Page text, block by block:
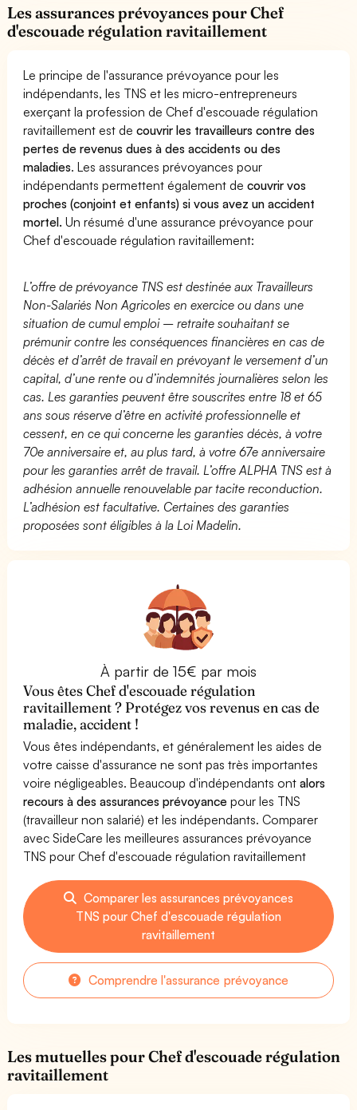
Les assurances prévoyances pour Chef
d'escouade régulation ravitaillement
Le principe de l'assurance prévoyance pour les
indépendants, les TNS et les micro-entrepreneurs
exerçant la profession de Chef d'escouade régulation
ravitaillement est decouvrir les travailleurs contre des
pertes de revenus dues à des accidents ou des
maladies. Les assurances prévoyances pour
indépendants permettent également decouvrir vos
proches (conjoint et enfants) si vous avez un accident
mortel. Un résumé d'une assurance prévoyance pour
Chef d'escouade régulation ravitaillement:
L’offre de prévoyance TNS est destinée aux Travailleurs
Non-Salariés Non Agricoles en exercice ou dans une
situation de cumul emploi – retraite souhaitant se
prémunir contre les conséquences financières en cas de
décès et d’arrêt de travail en prévoyant le versement d’un
capital, d’une rente ou d’indemnités journalières selon les
cas. Les garanties peuvent être souscrites entre 18 et 65
ans sous réserve d’être en activité professionnelle et
cessent, en ce qui concerne les garanties décès, à votre
70e anniversaire et, au plus tard, à votre 67e anniversaire
pour les garanties arrêt de travail. L’offre ALPHA TNS est à
adhésion annuelle renouvelable par tacite reconduction.
L’adhésion est facultative. Certaines des garanties
proposées sont éligibles à la Loi Madelin.
À partir de 15€ par mois
Vous êtes Chef d'escouade régulation
ravitaillement ? Protégez vos revenus en cas de
maladie, accident !
Vous êtes indépendants, et généralement les aides de
votre caisse d'assurance ne sont pas très importantes
voire négligeables. Beaucoup d'indépendants ontalors
recours à des assurances prévoyance pour les TNS
(travailleur non salarié) et les indépendants. Comparer
avec SideCare les meilleures assurances prévoyance
TNS pour Chef d'escouade régulation ravitaillement
Comparer les assurances prévoyances
TNS pour Chef d'escouade régulation
ravitaillement
Comprendre l'assurance prévoyance
Les mutuelles pour Chef d'escouade régulation
ravitaillement